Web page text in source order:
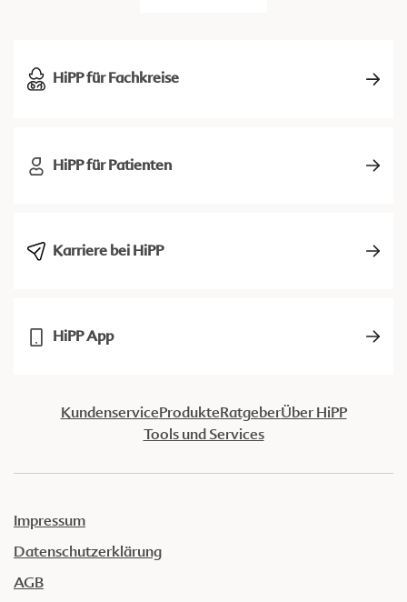
HiPP für Fachkreise
HiPP für Patienten
Karriere bei HiPP
HiPP App
KundenserviceProdukteRatgeberÜber HiPP
Tools und Services
Impressum
Datenschutzerklärung
AGB